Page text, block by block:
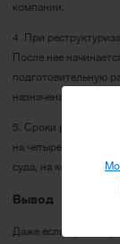
компании.
4. При
После нее
подготовительную
назначена судом
5. Сроки
на четыре-шесть
суда, на котором
Вывод
Даже если суд сразу